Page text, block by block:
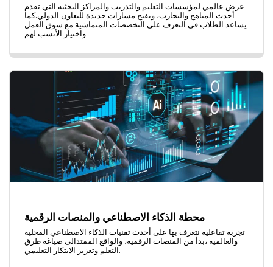
عرض عالمي لمؤسسات التعليم والتدريب والمراكز البحثية التي تقدم
أحدث المناهج والتجارب، وتفتح مسارات جديدة للتعاون الدولي.كما
يساعد الطلاب في التعرف علي التخصصات المتماشية مع سوق العمل
واختيار الأنسب لهم
محطة الذكاء الاصطناعي والمنصات الرقمية
تجربة تفاعلية نتعرف بها على أحدث تقنيات الذكاء الاصطناعي المحلية
والعالمية ،بدأً من المنصات الرقمية، والواقع الممتدالى صياغة طرق
التعلم وتعزيز الابتكار التعليمي.